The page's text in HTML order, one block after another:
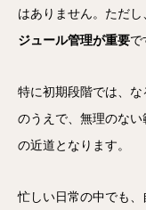
はありません。ただ
ジュール管理が重要で
特に初期段階では、
のうえで、無理のな
の近道となります。
忙しい日常の中でも